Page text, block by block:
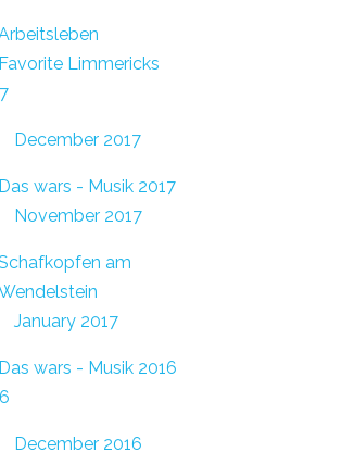
Favorite Limmericks
December 2017
Das wars - Musik 2017
November 2017
am
January 2017
Das wars - Musik 2016
December 2016